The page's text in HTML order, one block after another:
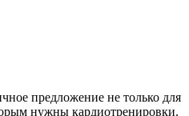
предложение не только для
нужны кардиотренировки.